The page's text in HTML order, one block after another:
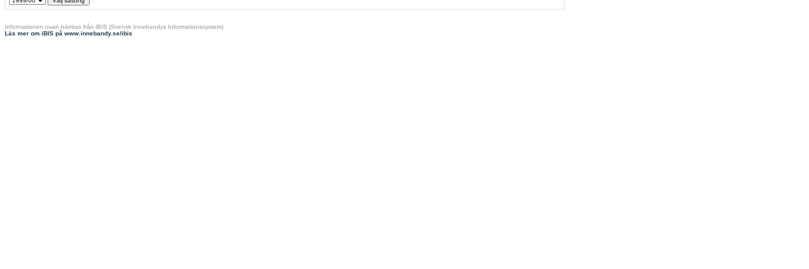
Informationen ovan hämtas från iBIS (Svensk Innebandys Informationssystem)
Läs mer om iBIS på www.innebandy.se/ibis